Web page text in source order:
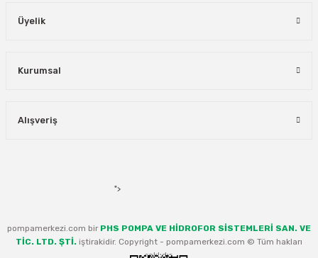
Üyelik
Kurumsal
Alışveriş
">
pompamerkezi.com bir PHS POMPA VE HİDROFOR SİSTEMLERİ SAN. VE
TİC. LTD. ŞTİ. iştirakidir. Copyright - pompamerkezi.com © Tüm hakları
saklıdır.